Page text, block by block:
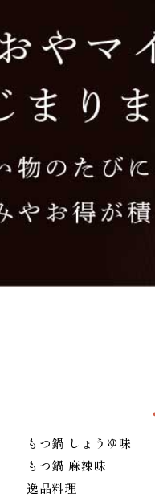
もつ鍋 しょうゆ味
もつ鍋 麻辣味
逸品料理